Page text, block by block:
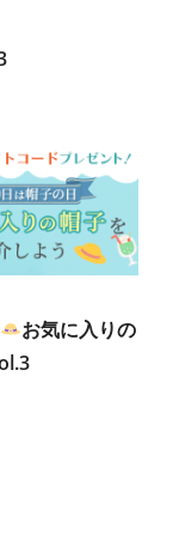
お気に入りの